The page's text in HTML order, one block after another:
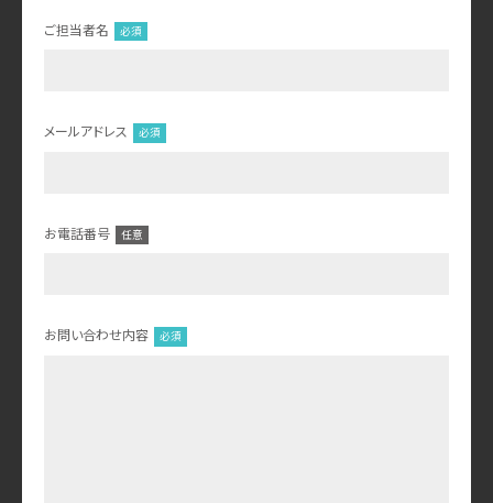
ご担当者名
メールアドレス
お電話番号
お問い合わせ内容